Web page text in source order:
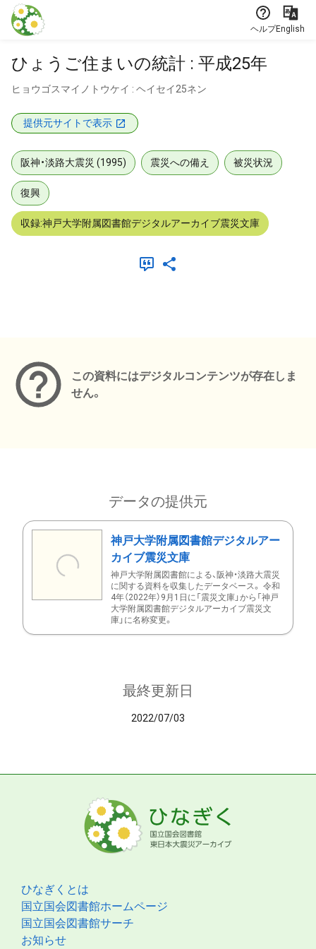
本文に飛ぶ
ヘルプEnglish
ひょうご住まいの統計 : 平成25年
ヒョウゴスマイノトウケイ : ヘイセイ25ネン
提供元サイトで表示
阪神・淡路大震災 (1995) 震災への備え 被災状況
復興
収録:神戸大学附属図書館デジタルアーカイブ震災文庫
この資料にはデジタルコンテンツが存在しま
せん。
データの提供元
神戸大学附属図書館デジタルアー
カイブ震災文庫
神戸大学附属図書館による、阪神・淡路大震災
に関する資料を収集したデータベース。 令和
4年（2022年）9月1日に「震災文庫」から「神戸
大学附属図書館デジタルアーカイブ震災文
庫」に名称変更。
最終更新日
2022/07/03
ひなぎくとは
国立国会図書館ホームページ
国立国会図書館サーチ
お知らせ